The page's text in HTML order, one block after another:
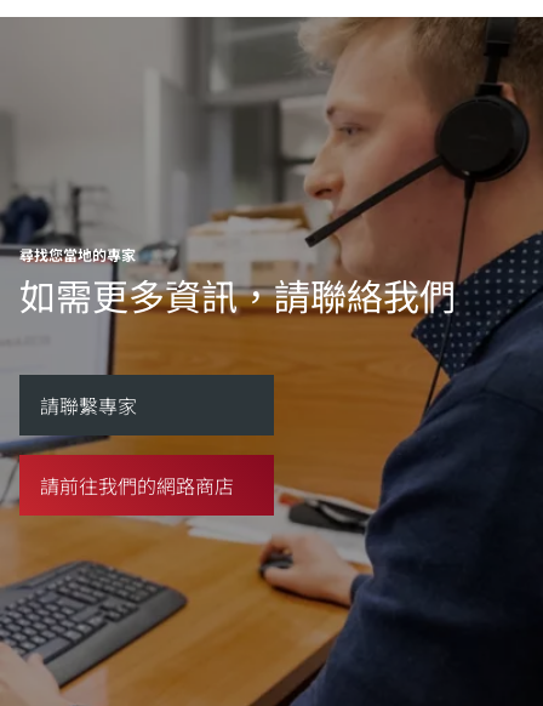
尋找您當地的專家
如需更多資訊，請聯絡我們
請聯繫專家
請前往我們的網路商店